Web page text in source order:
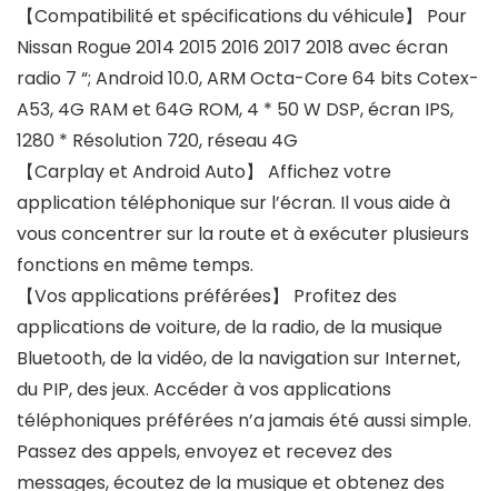
【Compatibilité et spécifications du véhicule】 Pour
Nissan Rogue 2014 2015 2016 2017 2018 avec écran
radio 7 “; Android 10.0, ARM Octa-Core 64 bits Cotex-
A53, 4G RAM et 64G ROM, 4 * 50 W DSP, écran IPS,
1280 * Résolution 720, réseau 4G
【Carplay et Android Auto】 Affichez votre
application téléphonique sur l’écran. Il vous aide à
vous concentrer sur la route et à exécuter plusieurs
fonctions en même temps.
【Vos applications préférées】 Profitez des
applications de voiture, de la radio, de la musique
Bluetooth, de la vidéo, de la navigation sur Internet,
du PIP, des jeux. Accéder à vos applications
téléphoniques préférées n’a jamais été aussi simple.
Passez des appels, envoyez et recevez des
messages, écoutez de la musique et obtenez des